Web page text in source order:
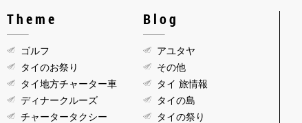
Theme
ゴルフ
タイのお祭り
タイ地方チャーター車
ディナークルーズ
チャータータクシー
Blog
アユタヤ
その他
タイ 旅情報
タイの島
タイの祭り